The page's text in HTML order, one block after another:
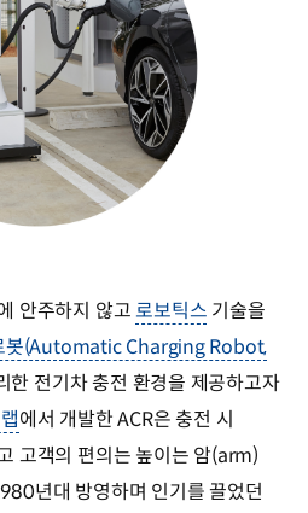
안주하지 않고로보틱스 기술을
봇(Automatic Charging Robot,
한 전기차 충전 환경을 제공하고자
에서 개발한 ACR은 충전 시
고객의 편의는 높이는 암(arm)
년대 방영하며 인기를 끌었던